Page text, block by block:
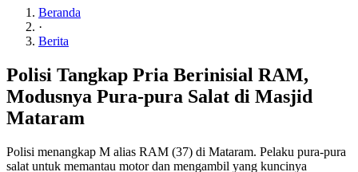
Beranda
·
Berita
Polisi Tangkap Pria Berinisial RAM,
Modusnya Pura-pura Salat di Masjid
Mataram
Polisi menangkap M alias RAM (37) di Mataram. Pelaku pura-pura
salat untuk memantau motor dan mengambil yang kuncinya